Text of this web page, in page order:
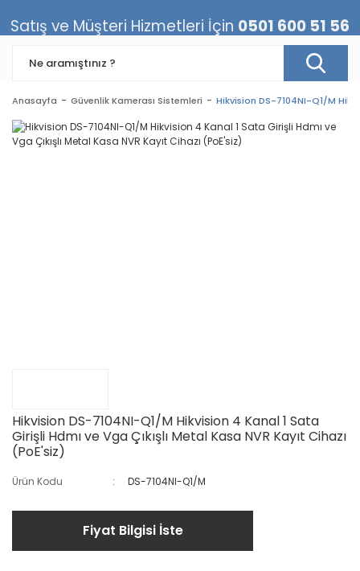
Anasayfa Güvenlik Kamerası Sistemleri Hikvision DS-7104NI-Q1/M
Hikvision DS-7104NI-Q1/M Hikvision 4 Kanal 1 Sata
Girişli Hdmı ve Vga Çıkışlı Metal Kasa NVR Kayıt Cihazı
(PoE'siz)
Ürün Kodu DS-7104NI-Q1/M
Fiyat Bilgisi İste
Satış ve Müşteri Hizmetleri İçin 0501 600 51 56